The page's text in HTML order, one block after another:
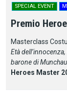
SPECIAL EVENT
Premio
Masterclass
Età
barone di
Heroes Master